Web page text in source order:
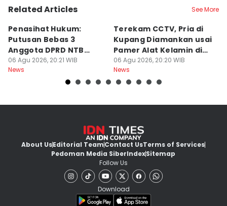
Related Articles See More
Penasihat Hukum:
Putusan Bebas 3
Anggota DPRD NTB
Bersifat Final
06 Agu 2026, 20:21 WIB
News
Terekam CCTV, Pria di
Kupang Diamankan usai
Pamer Alat Kelamin di
Kios
06 Agu 2026, 20:20 WIB
News
About UsEditorial TeamContact UsTerms of Services
Pedoman Media SiberIndexSitemap
Follow Us
Download